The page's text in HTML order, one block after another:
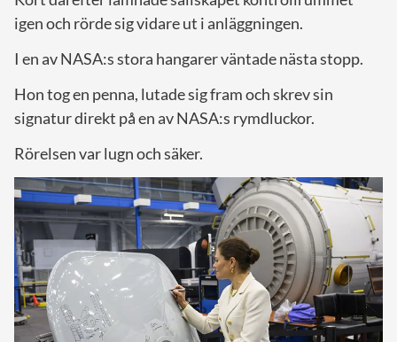
igen och rörde sig vidare ut i anläggningen.
I en av NASA:s stora hangarer väntade nästa stopp.
Hon tog en penna, lutade sig fram och skrev sin
signatur direkt på en av NASA:s rymdluckor.
Rörelsen var lugn och säker.